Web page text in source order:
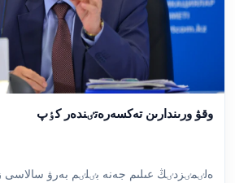
وقۋ ورىندارىن تەكسەرەتٸندەر كٶپ
ەلٸمٸزدٸڭ عىلىم جەنە بٸلٸم بەرۋ سالاسى